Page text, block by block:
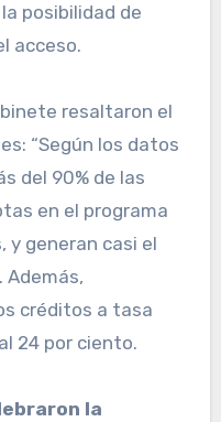
posibilidad de
acceso.
resaltaron el
“Según los datos
del 90% de las
en el programa
y generan casi el
Además,
créditos a tasa
24 por ciento.
la